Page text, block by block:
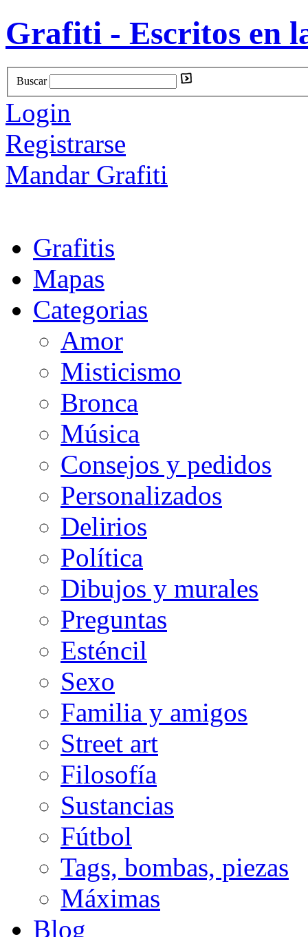
Grafiti - Escritos en
Buscar
Login
Registrarse
Mandar Grafiti
Grafitis
Mapas
Categorias
Amor
Misticismo
Bronca
Música
Consejos y pedidos
Personalizados
Delirios
Política
Dibujos y murales
Preguntas
Esténcil
Sexo
Familia y amigos
Street art
Filosofía
Sustancias
Fútbol
Tags, bombas, piezas
Máximas
Blog